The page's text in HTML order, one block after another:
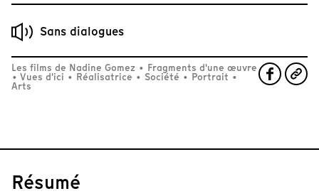
Sans dialogues
Les films de Nadine Gomez • Fragments d'une œuvre
• Vues d'ici • Réalisatrice • Société • Portrait •
Arts
Résumé